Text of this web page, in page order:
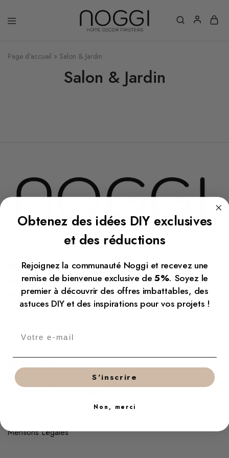
Page d'accueil » Salon & Jardin
Salon & Jardin
SERVICE
Paiement et Expédition
Retour & Réclamation
Programme de fidélité
Conditions Générales
Politique de Confidentialité
Mentions Légales
Obtenez des idées DIY exclusives
et des réductions
Rejoignez la communauté Noggi et recevez une
remise de bienvenue exclusive de 5%. Soyez le
premier à découvrir des offres imbattables, des
astuces DIY et des inspirations pour vos projets !
S'inscrire
Non, merci